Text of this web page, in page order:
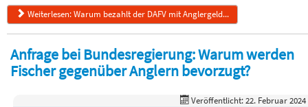
Weiterlesen: Warum bezahlt der DAFV mit Anglergeld...
Anfrage bei Bundesregierung: Warum werden
Fischer gegenüber Anglern bevorzugt?
Veröffentlicht: 22. Februar 2024